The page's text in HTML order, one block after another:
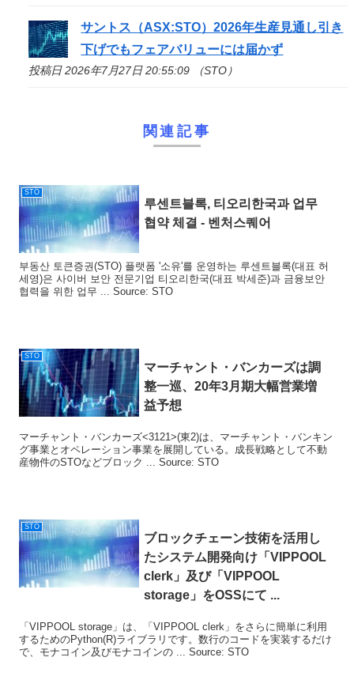
サントス（ASX:STO）2026年生産見通し引き
下げでもフェアバリューには届かず
投稿日 2026年7月27日 20:55:09 （STO）
関連記事
STO
루센트블록, 티오리한국과 업무
협약 체결 - 벤처스퀘어
부동산 토큰증권(STO) 플랫폼 '소유'를 운영하는 루센트블록(대표 허
세영)은 사이버 보안 전문기업 티오리한국(대표 박세준)과 금융보안
협력을 위한 업무 ... Source: STO
STO
マーチャント・バンカーズは調
整一巡、20年3月期大幅営業増
益予想
マーチャント・バンカーズ<3121>(東2)は、マーチャント・バンキン
グ事業とオペレーション事業を展開している。成長戦略として不動
産物件のSTOなどブロック ... Source: STO
STO
ブロックチェーン技術を活用し
たシステム開発向け「VIPPOOL
clerk」及び「VIPPOOL
storage」をOSSにて ...
「VIPPOOL storage」は、「VIPPOOL clerk」をさらに簡単に利用
するためのPython(R)ライブラリです。数行のコードを実装するだけ
で、モナコイン及びモナコインの ... Source: STO